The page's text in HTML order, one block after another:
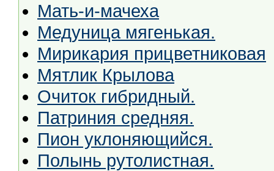
Мать-и-мачеха
Медуница мягенькая.
Мирикария прицветниковая
Мятлик Крылова
Очиток гибридный.
Патриния средняя.
Пион уклоняющийся.
Полынь рутолистная.